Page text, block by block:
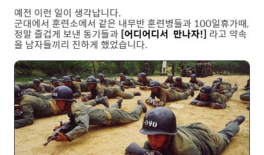
예전 이런 일이 생각납니다.
군대에서 훈련소에서 같은 내무반 훈련병들과 100일휴가때,
정말 즐겁게 보낸 동기들과 [어디어디서 만나자!] 라고 약속
을 남자들끼리 진하게 했었습니다.